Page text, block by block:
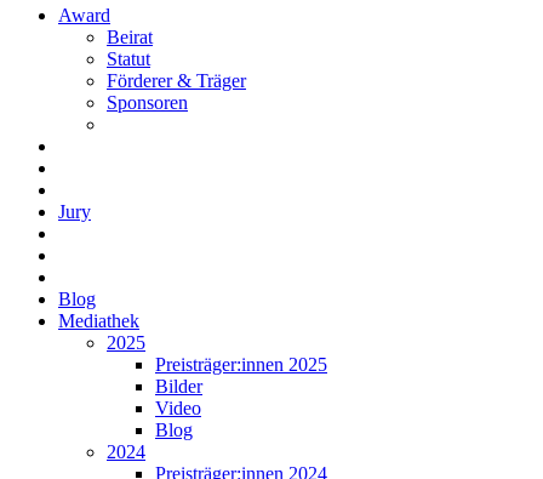
Award
Beirat
Statut
Förderer & Träger
Sponsoren
Jury
Blog
Mediathek
2025
Preisträger:innen 2025
Bilder
Video
Blog
2024
Preisträger:innen 2024